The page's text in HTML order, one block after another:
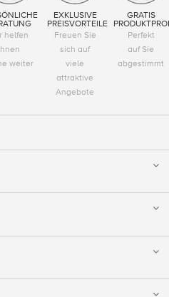
helfen
weiter
EXKLUSIVE
PREISVORTEILE
Freuen Sie
sich auf
viele
attraktive
Angebote
GRATIS
Perfekt
auf Sie
abgestimmt